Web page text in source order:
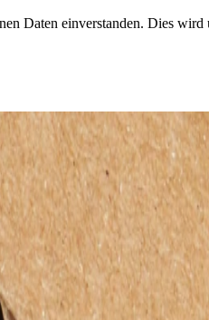
Daten einverstanden. Dies